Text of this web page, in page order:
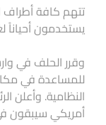
تتهم كافة أطراف
يستخدمون أحياناً
للمساعدة في
أمريكي سيبقون في البلاد